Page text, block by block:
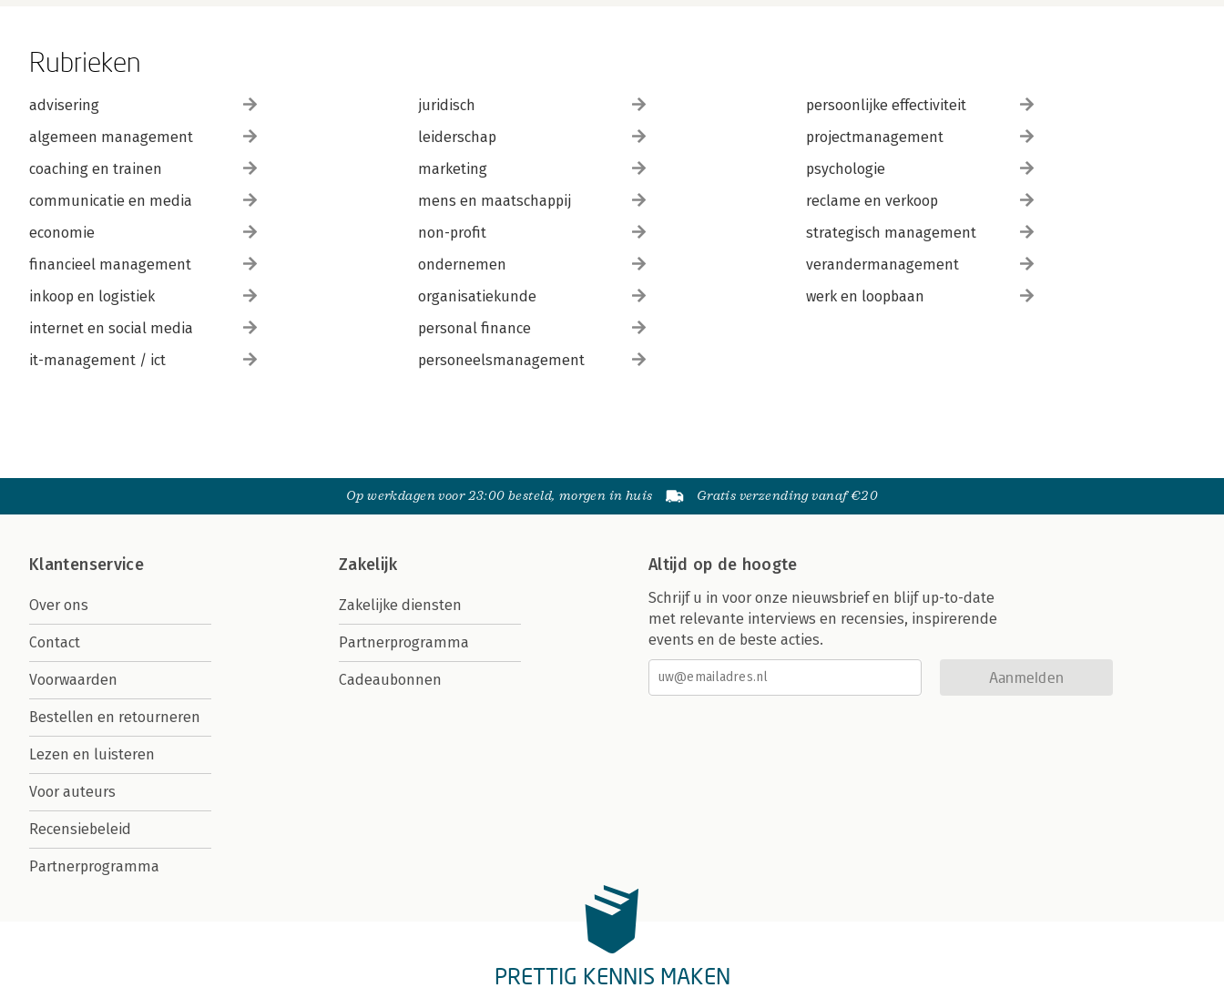
Rubrieken
advisering
algemeen management
coaching en trainen
communicatie en media
economie
financieel management
inkoop en logistiek
internet en social media
it-management / ict
juridisch
leiderschap
marketing
mens en maatschappij
non-profit
ondernemen
organisatiekunde
personal finance
personeelsmanagement
persoonlijke effectiviteit
projectmanagement
psychologie
reclame en verkoop
strategisch management
verandermanagement
werk en loopbaan
Op werkdagen voor 23:00 besteld, morgen in huis Gratis verzending vanaf €20
Klantenservice
Over ons
Contact
Voorwaarden
Bestellen en retourneren
Lezen en luisteren
Voor auteurs
Recensiebeleid
Partnerprogramma
Zakelijk
Zakelijke diensten
Partnerprogramma
Cadeaubonnen
Altijd op de hoogte
Schrijf u in voor onze nieuwsbrief en blijf up-to-date
met relevante interviews en recensies, inspirerende
events en de beste acties.
Aanmelden
PRETTIG KENNIS MAKEN